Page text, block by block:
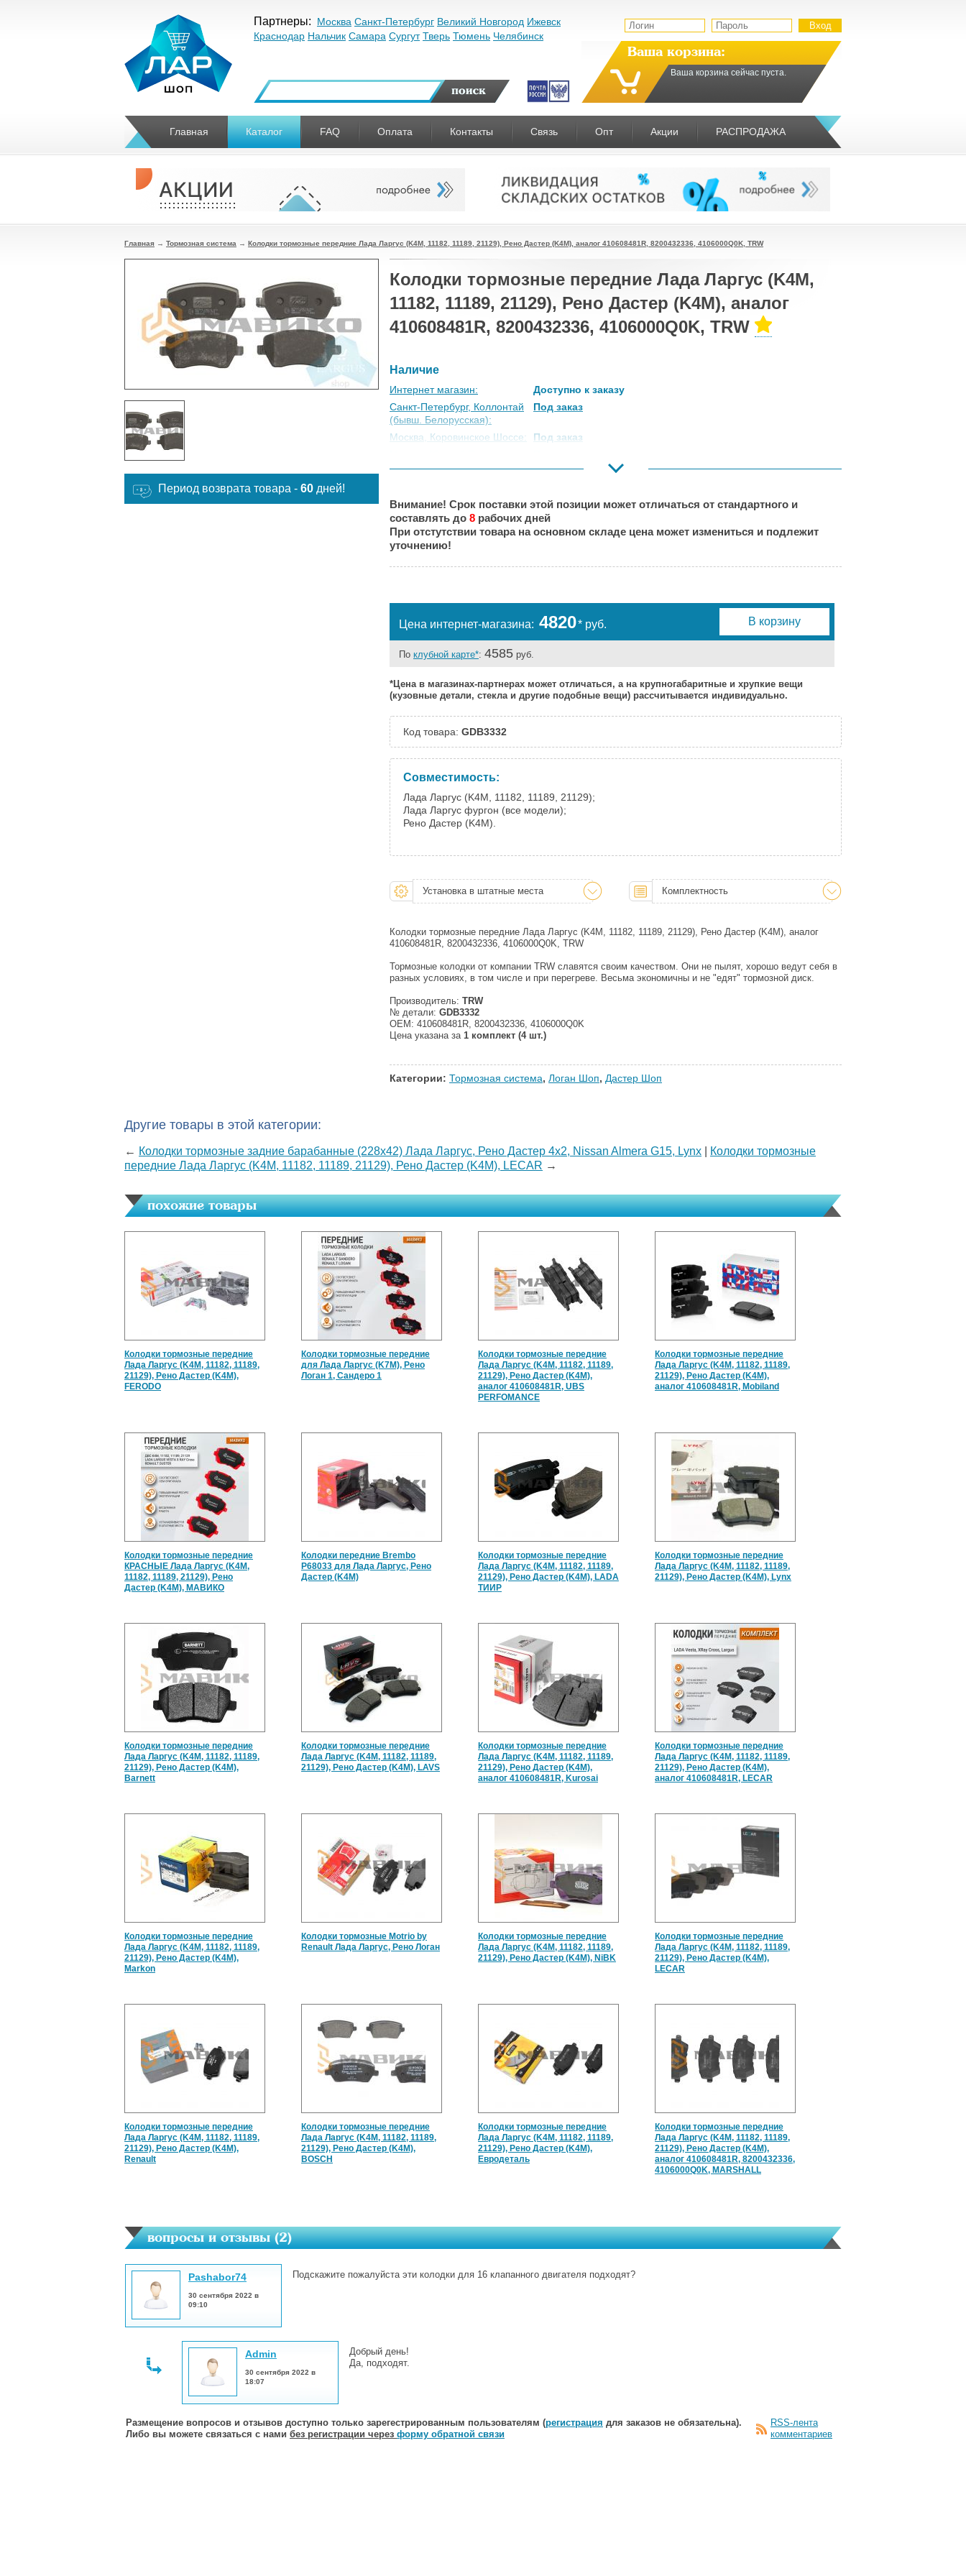
Партнеры: Москва Санкт-Петербург Великий Новгород Ижевск
Краснодар Нальчик Самара Сургут Тверь Тюмень Челябинск
Ваша корзина:
Ваша корзина сейчас пуста.
Главная Каталог FAQ Оплата Контакты Связь Опт Акции РАСПРОДАЖА
Главная → Тормозная система → Колодки тормозные передние Лада Ларгус (K4M, 11182, 11189, 21129), Рено Дастер (K4M), аналог 410608481R, 8200432336, 4106000Q0K, TRW
Период возврата товара - 60 дней!
Колодки тормозные передние Лада Ларгус (K4M,
11182, 11189, 21129), Рено Дастер (K4M), аналог
410608481R, 8200432336, 4106000Q0K, TRW
Наличие
Интернет магазин:
Доступно к заказу
Санкт-Петербург, Коллонтай
(бывш. Белорусская):
Под заказ
Москва, Коровинское Шоссе:
Под заказ
Великий Новгород:
Под заказ
Нальчик:
Под заказ
Самара:
Под заказ
Тверь:
Внимание! Срок поставки этой позиции может отличаться от стандартного и
составлять до 8 рабочих дней
При отстутствии товара на основном складе цена может измениться и подлежит
уточнению!
Цена интернет-магазина: 4820* руб. В корзину
По клубной карте*: 4585 руб.
*Цена в магазинах-партнерах может отличаться, а на крупногабаритные и хрупкие вещи
(кузовные детали, стекла и другие подобные вещи) рассчитывается индивидуально.
Код товара: GDB3332
Совместимость:
Лада Ларгус (K4M, 11182, 11189, 21129);
Лада Ларгус фургон (все модели);
Рено Дастер (K4M).
Установка в штатные места Комплектность
Колодки тормозные передние Лада Ларгус (K4M, 11182, 11189, 21129), Рено Дастер (K4M), аналог
410608481R, 8200432336, 4106000Q0K, TRW
Тормозные колодки от компании TRW славятся своим качеством. Они не пылят, хорошо ведут себя в
разных условиях, в том числе и при перегреве. Весьма экономичны и не "едят" тормозной диск.
Производитель: TRW
№ детали: GDB3332
OEM: 410608481R, 8200432336, 4106000Q0K
Цена указана за 1 комплект (4 шт.)
Категории: Тормозная система, Логан Шоп, Дастер Шоп
Другие товары в этой категории:
← Колодки тормозные задние барабанные (228x42) Лада Ларгус, Рено Дастер 4x2, Nissan Almera G15, Lynx
Колодки тормозные
передние Лада Ларгус (K4M, 11182, 11189, 21129), Рено Дастер (K4M), LECAR →
похожие товары
Колодки тормозные передние
Лада Ларгус (K4M, 11182, 11189,
21129), Рено Дастер (K4M),
FERODO
Колодки тормозные передние
для Лада Ларгус (K7M), Рено
Логан 1, Сандеро 1
Колодки тормозные передние
Лада Ларгус (K4M, 11182, 11189,
21129), Рено Дастер (K4M),
аналог 410608481R, UBS
PERFOMANCE
Колодки тормозные передние
Лада Ларгус (K4M, 11182, 11189,
21129), Рено Дастер (K4M),
аналог 410608481R, Mobiland
Колодки тормозные передние
КРАСНЫЕ Лада Ларгус (K4M,
11182, 11189, 21129), Рено
Дастер (K4M), МАВИКО
Колодки передние Brembo
P68033 для Лада Ларгус, Рено
Дастер (K4M)
Колодки тормозные передние
Лада Ларгус (K4M, 11182, 11189,
21129), Рено Дастер (K4M), LADA
ТИИР
Колодки тормозные передние
Лада Ларгус (K4M, 11182, 11189,
21129), Рено Дастер (K4M), Lynx
Колодки тормозные передние
Лада Ларгус (K4M, 11182, 11189,
21129), Рено Дастер (K4M),
Barnett
Колодки тормозные передние
Лада Ларгус (K4M, 11182, 11189,
21129), Рено Дастер (K4M), LAVS
Колодки тормозные передние
Лада Ларгус (K4M, 11182, 11189,
21129), Рено Дастер (K4M),
аналог 410608481R, Kurosai
Колодки тормозные передние
Лада Ларгус (K4M, 11182, 11189,
21129), Рено Дастер (K4M),
аналог 410608481R, LECAR
Колодки тормозные передние
Лада Ларгус (K4M, 11182, 11189,
21129), Рено Дастер (K4M),
Markon
Колодки тормозные Motrio by
Renault Лада Ларгус, Рено Логан
Колодки тормозные передние
Лада Ларгус (K4M, 11182, 11189,
21129), Рено Дастер (K4M), NiBK
Колодки тормозные передние
Лада Ларгус (K4M, 11182, 11189,
21129), Рено Дастер (K4M),
LECAR
Колодки тормозные передние
Лада Ларгус (K4M, 11182, 11189,
21129), Рено Дастер (K4M),
Renault
Колодки тормозные передние
Лада Ларгус (K4M, 11182, 11189,
21129), Рено Дастер (K4M),
BOSCH
Колодки тормозные передние
Лада Ларгус (K4M, 11182, 11189,
21129), Рено Дастер (K4M),
Евродеталь
Колодки тормозные передние
Лада Ларгус (K4M, 11182, 11189,
21129), Рено Дастер (K4M),
аналог 410608481R, 8200432336,
4106000Q0K, MARSHALL
вопросы и отзывы (2)
Pashabor74
30 сентября 2022 в
09:10
Подскажите пожалуйста эти колодки для 16 клапанного двигателя подходят?
Admin
30 сентября 2022 в
18:07
Добрый день!
Да, подходят.
Размещение вопросов и отзывов доступно только зарегестрированным пользователям (регистрация для заказов не обязательна).
Либо вы можете связаться с нами без регистрации через форму обратной связи
RSS-лента
комментариев